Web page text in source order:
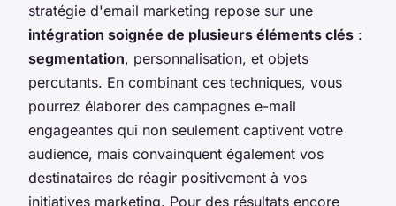
stratégie d'email marketing repose sur une
intégration soignée de plusieurs éléments clés :
segmentation, personnalisation, et objets
percutants. En combinant ces techniques, vous
pourrez élaborer des campagnes e-mail
engageantes qui non seulement captivent votre
audience, mais convainquent également vos
destinataires de réagir positivement à vos
initiatives marketing. Pour des résultats encore